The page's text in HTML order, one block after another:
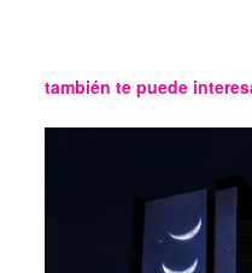
también te puede